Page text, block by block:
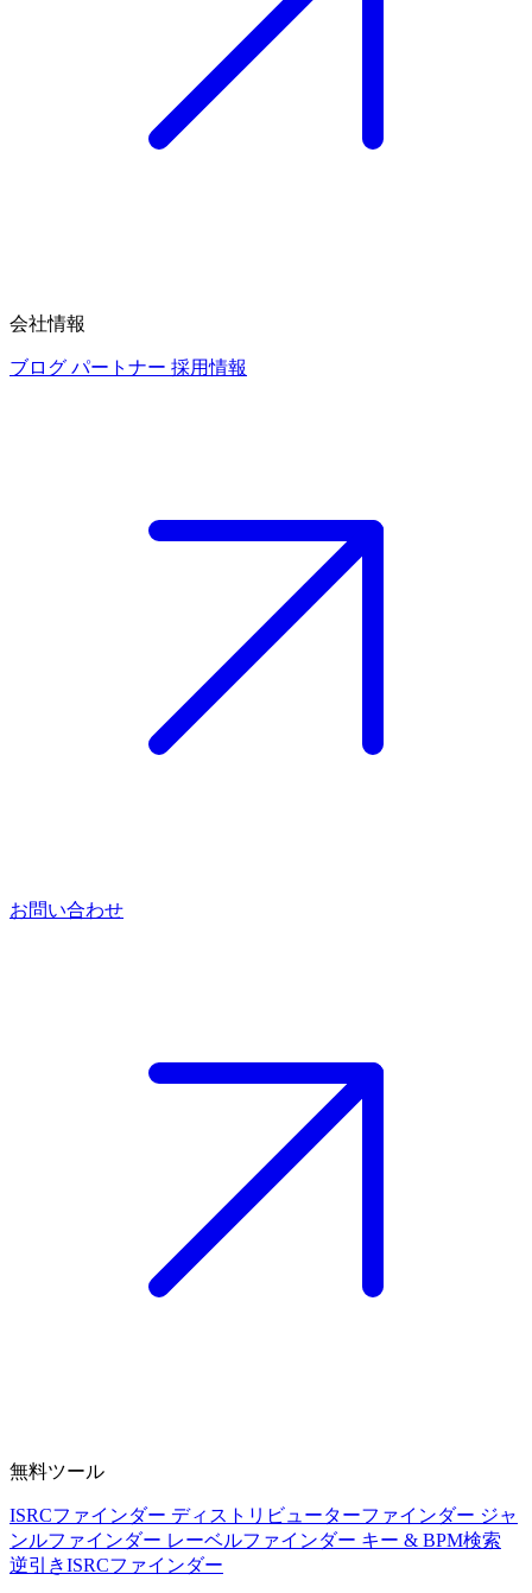
会社情報
ブログ パートナー 採用情報
お問い合わせ
無料ツール
ISRCファインダー ディストリビューターファインダー ジャ
ンルファインダー レーベルファインダー キー & BPM検索
逆引きISRCファインダー